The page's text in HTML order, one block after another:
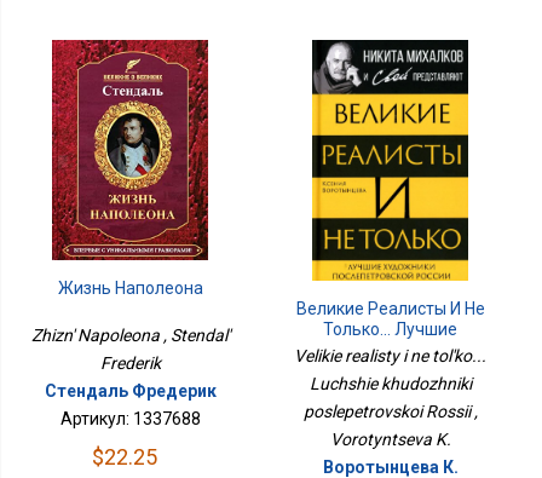
Жизнь Наполеона
Zhizn' Napoleona , Stendal'
Frederik
Стендаль Фредерик
Артикул: 1337688
$22.25
Великие Реалисты И Не
Только... Лучшие
Художники
Послепетровской
России
Velikie realisty i ne tol'ko...
Luchshie khudozhniki
poslepetrovskoi Rossii ,
Vorotyntseva K.
Воротынцева К.